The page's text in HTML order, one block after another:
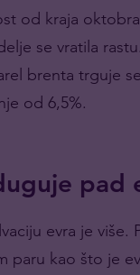
od kraja
se vratila
brenta trguje
od 6,5%.
pad
evra je više.
paru kao što je